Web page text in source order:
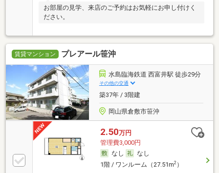
お部屋の見学、来店のご予約はお気軽にお申し付けく
ださい。
賃貸マンション プレアール笹沖
水島臨海鉄道 西富井駅 徒歩29分
その他の交通
築37年 / 3階建
岡山県倉敷市笹沖
2.50万円
管理費3,000円
なし
なし
1階 / ワンルーム（27.51m2）